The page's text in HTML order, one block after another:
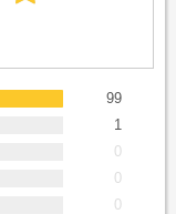
99
1
0
0
0